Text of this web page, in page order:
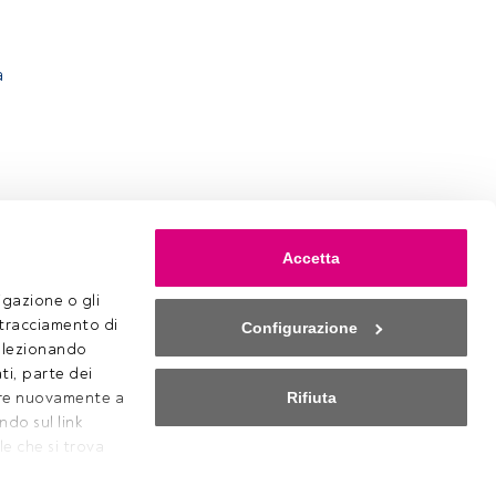
o gli
di
parte dei
nuovamente a
sul link
che si trova
Accetta
Configurazione
Rifiuta
Cookies